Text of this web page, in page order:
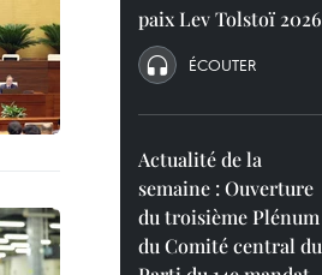
paix Lev Tolstoï 2026
ÉCOUTER
Actualité de la
semaine : Ouverture
du troisième Plénum
du Comité central du